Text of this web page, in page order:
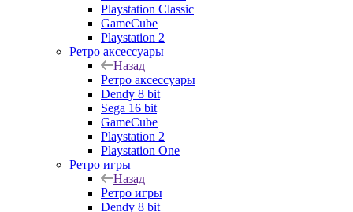
Playstation Classic
GameCube
Playstation 2
Ретро аксессуары
Назад
Ретро аксессуары
Dendy 8 bit
Sega 16 bit
GameCube
Playstation 2
Playstation One
Ретро игры
Назад
Ретро игры
Dendy 8 bit